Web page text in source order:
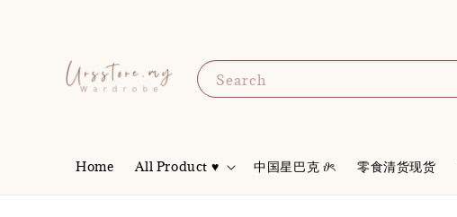
Search
Home All Product ♥ 中国星巴克 𝜗ৎ 零食清货现货